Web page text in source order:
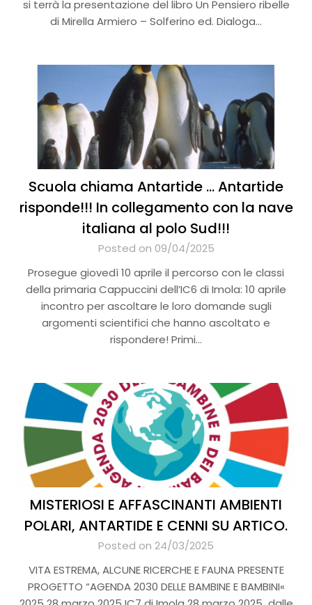
si terrà la presentazione del libro Un Pensiero ribelle
di Mirella Armiero – Solferino ed. Dialoga…
Scuola chiama Antartide … Antartide
risponde!!! In collegamento con la nave
italiana al polo Sud!!!
Posted on 09/04/2025
Prosegue giovedì 10 aprile il percorso con le classi
della primaria Cappuccini dell’IC6 di Imola: 10 aprile
incontro per ascoltare le loro domande sugli
argomenti scientifici che hanno ascoltato e
rispondere! Primi…
MISTERIOSI E AFFASCINANTI AMBIENTI
POLARI, ANTARTIDE E CENNI SU ARTICO.
Posted on 24/03/2025
VITA ESTREMA, ALCUNE RICERCHE E FAUNA PRESENTE
PROGETTO “AGENDA 2030 DELLE BAMBINE E BAMBINI«